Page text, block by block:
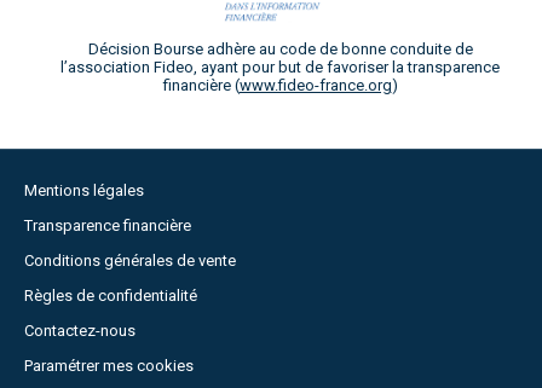
Décision Bourse adhère au code de bonne conduite de
l’association Fideo, ayant pour but de favoriser la transparence
financière (www.fideo-france.org)
Mentions légales
Transparence financière
Conditions générales de vente
Règles de confidentialité
Contactez-nous
Paramétrer mes cookies